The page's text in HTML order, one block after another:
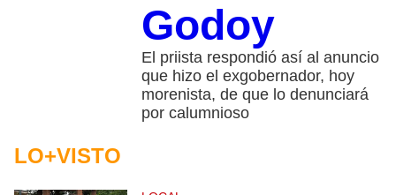
Godoy
El priista respondió así al anuncio
que hizo el exgobernador, hoy
morenista, de que lo denunciará
por calumnioso
LO+VISTO